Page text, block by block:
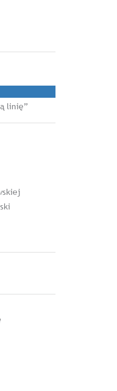
linię”